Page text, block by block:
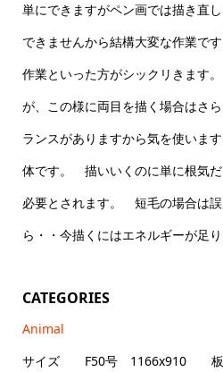
単にできますがペン画では描き
できませんから結構大変な作業で
作業といった方がシックリきま
が、この様に両目を描く場合は
ランスがありますから気を使い
体です。 描いいくのに単に根気
必要とされます。 短毛の場合は
ら・・今描くにはエネルギーが足
CATEGORIES
Animal
サイズ F50号 1166x910 板パ